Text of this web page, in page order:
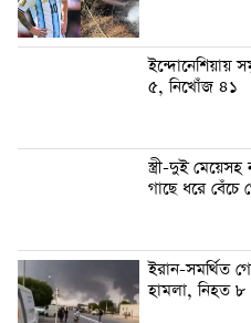
ইন্দোনেশিয়ায়
৫, নিখোঁজ ৪১
স্ত্রী-দুই
গাছে ধরে বেঁচে
ইরান-সমর্থিত
হামলা, নিহত ৮